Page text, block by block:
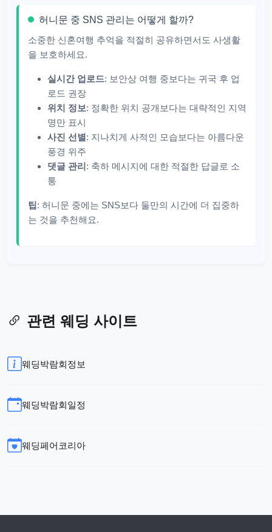
허니문 중 SNS 관리는 어떻게 할까?
소중한 신혼여행 추억을 적절히 공유하면서도 사생활
을 보호하세요.
실시간 업로드: 보안상 여행 중보다는 귀국 후 업
로드 권장
위치 정보: 정확한 위치 공개보다는 대략적인 지역
명만 표시
사진 선별 : 지나치게 사적인 모습보다는 아름다운
풍경 위주
댓글 관리: 축하 메시지에 대한 적절한 답글로 소
통
팁 : 허니문 중에는 SNS보다 둘만의 시간에 더 집중하
는 것을 추천해요.
관련 웨딩 사이트
웨딩박람회정보
웨딩박람회일정
웨딩페어코리아